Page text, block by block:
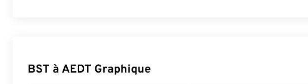
BST à AEDT Graphique